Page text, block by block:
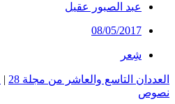
عبد الصبور عقيل
08/05/2017
شِعر
العددان التاسع والعاشر من مجلة 28 |
نصوص